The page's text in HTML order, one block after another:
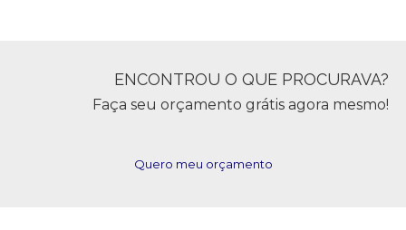
ENCONTROU O QUE PROCURAVA?
Faça seu orçamento grátis agora mesmo!
Quero meu orçamento